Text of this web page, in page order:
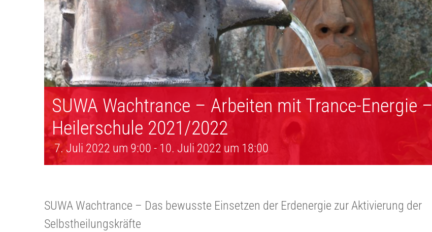
SUWA Wachtrance – Arbeiten mit Trance-Energie –
Heilerschule 2021/2022
7. Juli 2022 um 9:00 - 10. Juli 2022 um 18:00
SUWA Wachtrance – Das bewusste Einsetzen der Erdenergie zur Aktivierung der
Selbstheilungskräfte